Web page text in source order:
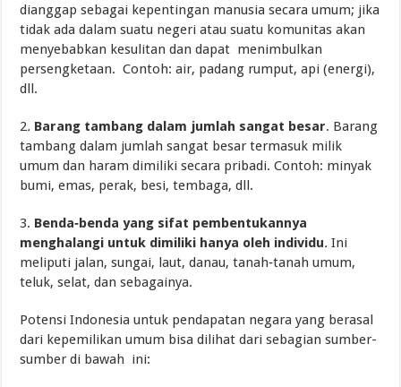
dianggap sebagai kepentingan manusia secara umum; jika
tidak ada dalam suatu negeri atau suatu komunitas akan
menyebabkan kesulitan dan dapat menimbulkan
persengketaan. Contoh: air, padang rumput, api (energi),
dll.
2. Barang tambang dalam jumlah sangat besar. Barang
tambang dalam jumlah sangat besar termasuk milik
umum dan haram dimiliki secara pribadi. Contoh: minyak
bumi, emas, perak, besi, tembaga, dll.
3. Benda‑benda yang sifat pembentukannya
menghalangi untuk dimiliki hanya oleh individu.Ini
meliputi jalan, sungai, laut, danau, tanah‑tanah umum,
teluk, selat, dan sebagainya.
Potensi Indonesia untuk pendapatan negara yang berasal
dari kepemilikan umum bisa dilihat dari sebagian sumber-
sumber di bawah ini: